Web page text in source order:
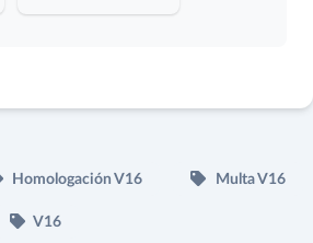
Homologación V16 Multa V16
V16